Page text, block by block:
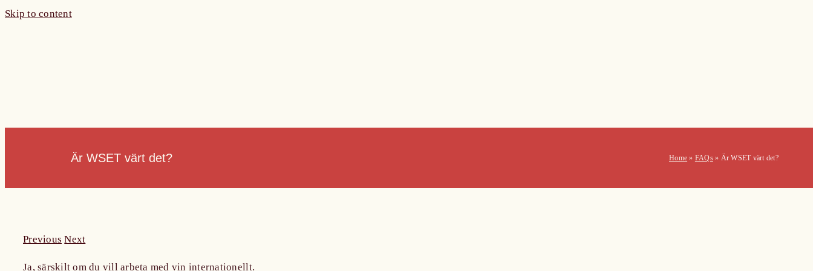
Skip to content
Är WSET värt det? Home » FAQs» Är WSET värt det?
Previous Next
Ja, särskilt om du vill arbeta med vin internationellt.